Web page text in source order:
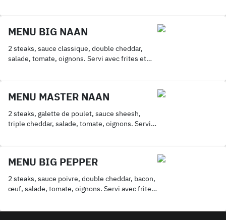
MENU BIG NAAN
2 steaks, sauce classique, double cheddar,
salade, tomate, oignons. Servi avec frites et
MENU MASTER NAAN
2 steaks, galette de poulet, sauce sheesh,
triple cheddar, salade, tomate, oignons. Servi
MENU BIG PEPPER
2 steaks, sauce poivre, double cheddar, bacon,
œuf, salade, tomate, oignons. Servi avec frites